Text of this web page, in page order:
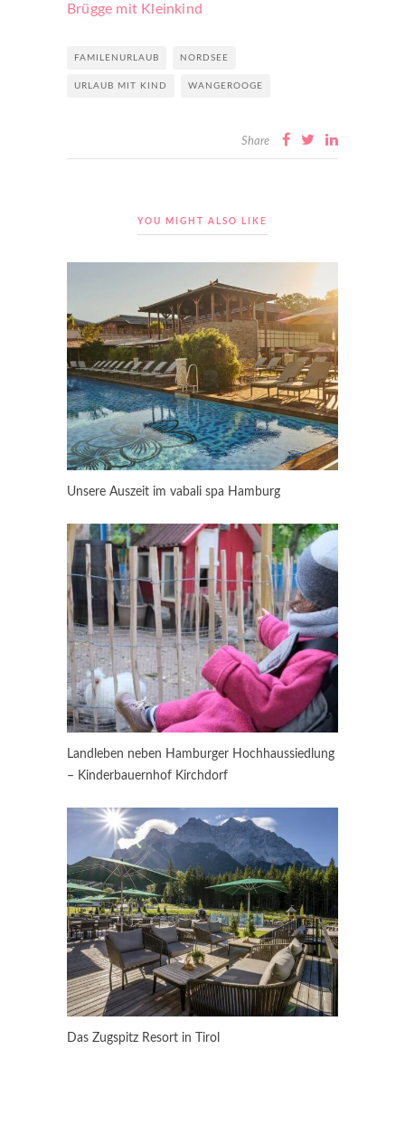
Brügge mit Kleinkind
FAMILENURLAUB NORDSEE
URLAUB MIT KIND WANGEROOGE
Share
YOU MIGHT ALSO LIKE
Unsere Auszeit im vabali spa Hamburg
Landleben neben Hamburger Hochhaussiedlung
– Kinderbauernhof Kirchdorf
Das Zugspitz Resort in Tirol